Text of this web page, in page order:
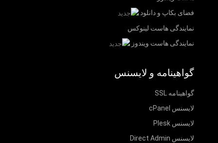
فضای بکاپ و دانلود
نمایندگی هاست لینوکس
نمایندگی هاست ویندوز
گواهینامه و لایسنس
گواهینامه SSL
لایسنس cPanel
لایسنس Plesk
لایسنس Direct Admin